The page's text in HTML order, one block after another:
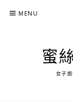
MENU
蜜
女子